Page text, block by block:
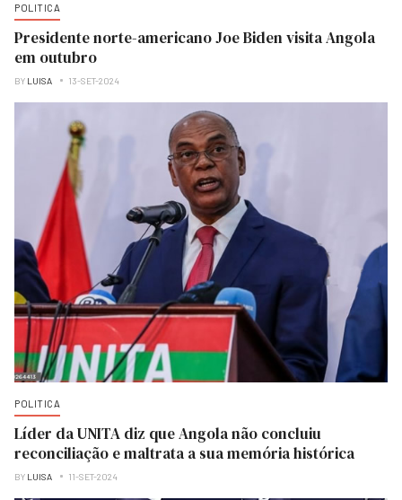
POLITICA
Presidente norte-americano Joe Biden visita Angola
em outubro
BY LUISA 13-SET-2024
POLITICA
Líder da UNITA diz que Angola não concluiu
reconciliação e maltrata a sua memória histórica
BY LUISA 11-SET-2024